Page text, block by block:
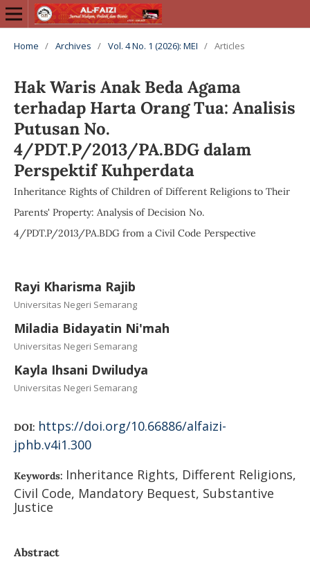
Home / Archives / Vol. 4 No. 1 (2026): MEI / Articles
Hak Waris Anak Beda Agama
terhadap Harta Orang Tua: Analisis
Putusan No.
4/PDT.P/2013/PA.BDG dalam
Perspektif Kuhperdata
Inheritance Rights of Children of Different Religions to Their
Parents' Property: Analysis of Decision No.
4/PDT.P/2013/PA.BDG from a Civil Code Perspective
Rayi Kharisma Rajib
Universitas Negeri Semarang
Miladia Bidayatin Ni'mah
Universitas Negeri Semarang
Kayla Ihsani Dwiludya
Universitas Negeri Semarang
DOI: https://doi.org/10.66886/alfaizi-
jphb.v4i1.300
Keywords: Inheritance Rights, Different Religions,
Civil Code, Mandatory Bequest, Substantive
Justice
Abstract